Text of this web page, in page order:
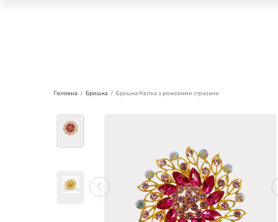
Головна Брошка Брошка Квітка з рожевими стразами